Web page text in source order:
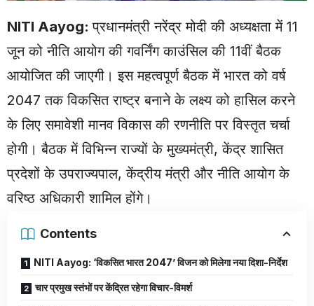
NITI Aayog:प्रधानमंत्री नरेंद्र मोदी की अध्यक्षता में 11
जून को नीति आयोग की गवर्निंग काउंसिल की 11वीं बैठक
आयोजित की जाएगी। इस महत्वपूर्ण बैठक में भारत को वर्ष
2047 तक विकसित राष्ट्र बनाने के लक्ष्य को हासिल करने
के लिए समावेशी मानव विकास की रणनीति पर विस्तृत चर्चा
होगी। बैठक में विभिन्न राज्यों के मुख्यमंत्री, केंद्र शासित
प्रदेशों के उपराज्यपाल, केंद्रीय मंत्री और नीति आयोग के
वरिष्ठ अधिकारी शामिल होंगे।
Contents
NITI Aayog: ‘विकसित भारत 2047’ विजन को मिलेगा नया दिशा-निर्देश
चार प्रमुख स्तंभों पर केंद्रित रहेगा विचार-विमर्श